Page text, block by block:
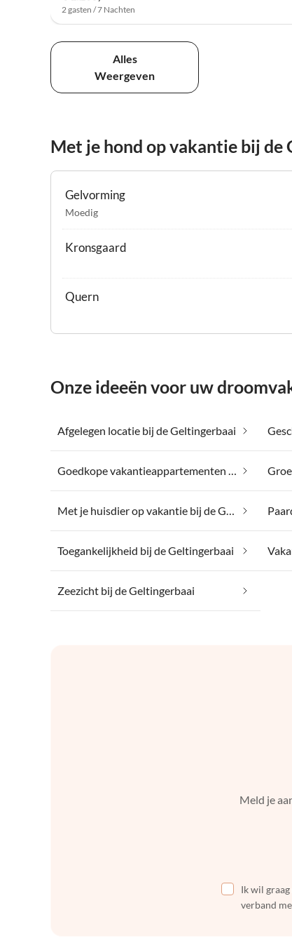
2 gasten / 7 Nachten
Alles
Weergeven
Met je hond op vakantie bij de
Gelvorming
Moedig
Kronsgaard
Quern
Onze ideeën voor uw
Afgelegen locatie bij de Geltingerbaai
Goedkope vakantieappartementen bij de Geltingerbaai
Met je huisdier op vakantie bij de Geltingerbaai
Toegankelijkheid bij de Geltingerbaai
Zeezicht bij de Geltingerbaai
Meld je
Ik wil
verband